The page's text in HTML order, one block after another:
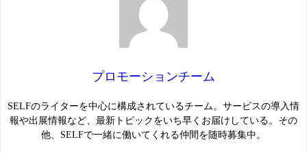
プロモーションチーム
SELFのライターを中心に構成されているチーム。サービスの導入情
報や出展情報など、最新トピックをいち早くお届けしている。その
他、SELFで一緒に働いてくれる仲間を随時募集中。